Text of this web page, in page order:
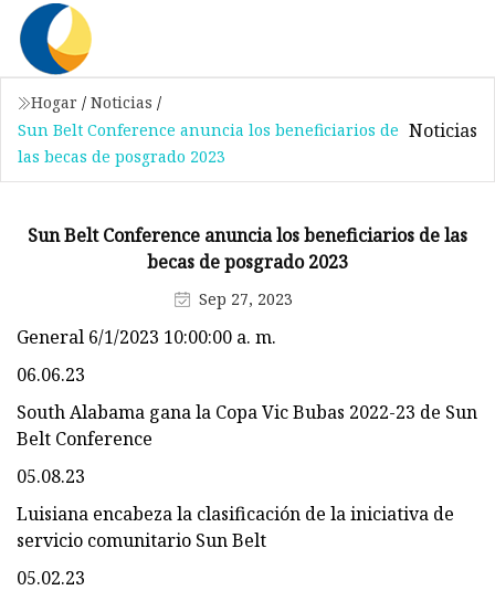
Hogar / Noticias /
Sun Belt Conference anuncia los beneficiarios de
las becas de posgrado 2023
Noticias
Sun Belt Conference anuncia los beneficiarios de las
becas de posgrado 2023
Sep 27, 2023
General 6/1/2023 10:00:00 a. m.
06.06.23
South Alabama gana la Copa Vic Bubas 2022-23 de Sun
Belt Conference
05.08.23
Luisiana encabeza la clasificación de la iniciativa de
servicio comunitario Sun Belt
05.02.23